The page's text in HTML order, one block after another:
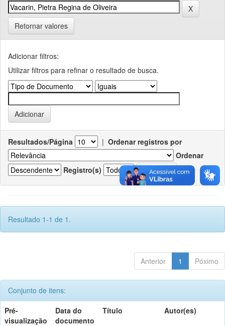
Retornar valores
Adicionar filtros:
Utilizar filtros para refinar o resultado de busca.
Resultados/Página | Ordenar registros por
Ordenar
Registro(s)
Resultado 1-1 de 1.
Anterior 1 Póximo
Conjunto de itens:
Pré-
visualização
Data do
documento
Título Autor(es)